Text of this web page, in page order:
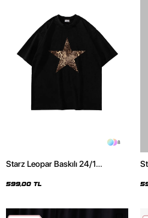
8
Starz Leopar Baskılı 24/1
599,00 TL